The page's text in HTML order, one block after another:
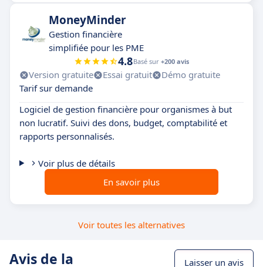
MoneyMinder
Gestion financière
simplifiée pour les PME
4.8Basé sur +200 avis
Version gratuite Essai gratuit
Démo gratuite
Tarif sur demande
Logiciel de gestion financière pour organismes à but
non lucratif. Suivi des dons, budget, comptabilité et
rapports personnalisés.
Voir plus de détails
En savoir plus
Voir toutes les alternatives
Avis de la
Laisser un avis